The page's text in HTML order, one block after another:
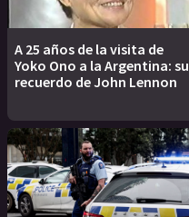
A 25 años de la visita de
Yoko Ono a la Argentina: su
recuerdo de John Lennon